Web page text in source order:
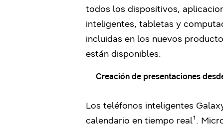
todos los dispositivos,
inteligentes, tabletas y
incluidas en los nuevos
están disponibles:
Creación de presentaciones
Los teléfonos inteligentes
calendario en tiempo real¹.